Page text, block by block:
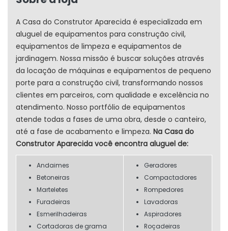
A Casa do Construtor Aparecida é especializada em
aluguel de equipamentos para construção civil,
equipamentos de limpeza e equipamentos de
jardinagem. Nossa missão é buscar soluções através
da locação de máquinas e equipamentos de pequeno
porte para a construção civil, transformando nossos
clientes em parceiros, com qualidade e excelência no
atendimento. Nosso portfólio de equipamentos
atende todas a fases de uma obra, desde o canteiro,
até a fase de acabamento e limpeza. Na Casa do
Construtor Aparecida você encontra aluguel de:
Andaimes
Betoneiras
Marteletes
Furadeiras
Esmerilhadeiras
Cortadoras de grama
Geradores
Compactadores
Rompedores
Lavadoras
Aspiradores
Roçadeiras